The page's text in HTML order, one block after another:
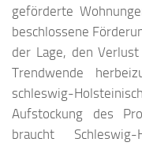
geförderte
beschlossene
der Lage, den
Trendwende
schleswig-
Aufstockung des
braucht